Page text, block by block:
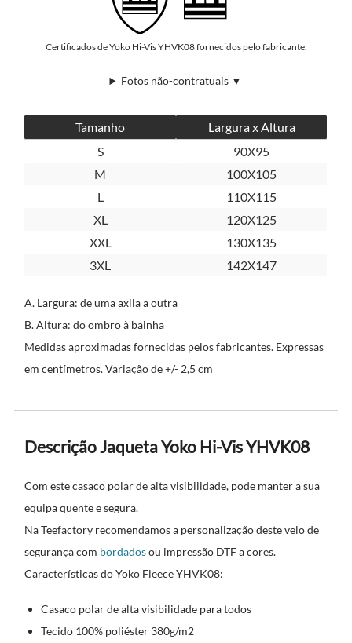
Certificados de Yoko Hi-Vis YHVK08 fornecidos pelo fabricante.
Fotos não-contratuais ▼
Tamanho
Largura x Altura
S
90X95
M
100X105
L
110X115
XL
120X125
XXL
130X135
3XL
142X147
A. Largura: de uma axila a outra
B. Altura: do ombro à bainha
Medidas aproximadas fornecidas pelos fabricantes. Expressas
em centímetros. Variação de +/- 2,5 cm
Descrição Jaqueta Yoko Hi-Vis YHVK08
Com este casaco polar de alta visibilidade, pode manter a sua
equipa quente e segura.
Na Teefactory recomendamos a personalização deste velo de
segurança com bordadosou impressão DTF a cores.
Características do Yoko Fleece YHVK08:
Casaco polar de alta visibilidade para todos
Tecido 100% poliéster 380g/m2